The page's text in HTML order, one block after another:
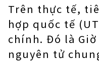
Trên thực tế,
hợp quốc tế
chính. Đó là
nguyên tử